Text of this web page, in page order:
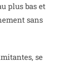
plus bas et
sans
se